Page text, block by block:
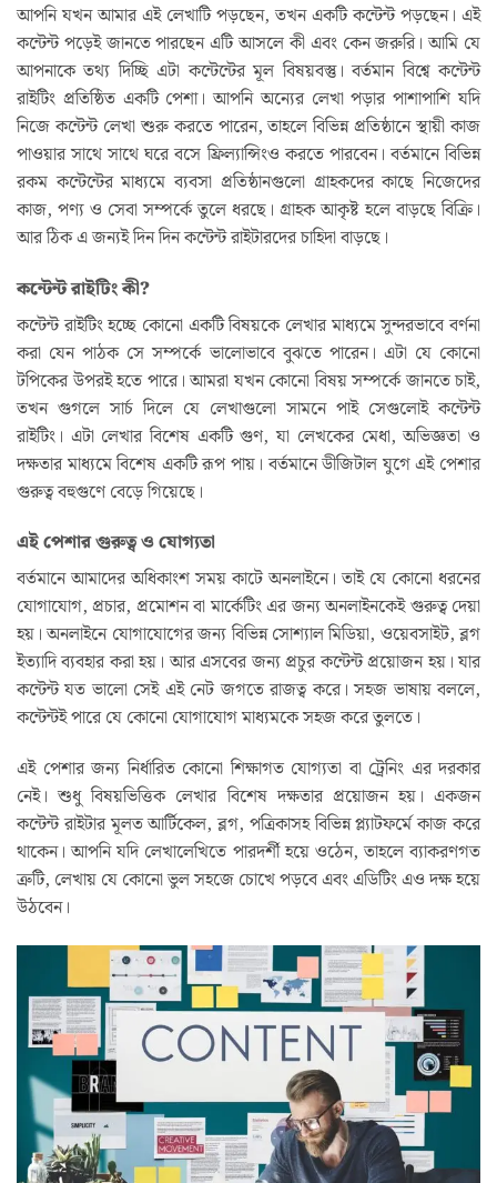
আপনি যখন আমার এই লেখাটি পড়ছেন, তখন একটি কন্টেন্ট পড়ছেন। এই
কন্টেন্ট পড়েই জানতে পারছেন এটি আসলে কী এবং কেন জরুরি। আমি যে
আপনাকে তথ্য দিচ্ছি এটা কন্টেন্টের মূল বিষয়বস্তু। বর্তমান বিশ্বে কন্টেন্ট
রাইটিং প্রতিষ্ঠিত একটি পেশা। আপনি অন্যের লেখা পড়ার পাশাপাশি যদি
নিজে কন্টেন্ট লেখা শুরু করতে পারেন, তাহলে বিভিন্ন প্রতিষ্ঠানে স্থায়ী কাজ
পাওয়ার সাথে সাথে ঘরে বসে ফ্রিল্যান্সিংও করতে পারবেন। বর্তমানে বিভিন্ন
রকম কন্টেন্টের মাধ্যমে ব্যবসা প্রতিষ্ঠানগুলো গ্রাহকদের কাছে নিজেদের
কাজ, পণ্য ও সেবা সম্পর্কে তুলে ধরছে। গ্রাহক আকৃষ্ট হলে বাড়ছে বিক্রি।
আর ঠিক এ জন্যই দিন দিন কন্টেন্ট রাইটারদের চাহিদা বাড়ছে।
কন্টেন্ট রাইটিং কী?
কন্টেন্ট রাইটিং হচ্ছে কোনো একটি বিষয়কে লেখার মাধ্যমে সুন্দরভাবে বর্ণনা
করা যেন পাঠক সে সম্পর্কে ভালোভাবে বুঝতে পারেন। এটা যে কোনো
টপিকের উপরই হতে পারে। আমরা যখন কোনো বিষয় সম্পর্কে জানতে চাই,
তখন গুগলে সার্চ দিলে যে লেখাগুলো সামনে পাই সেগুলোই কন্টেন্ট
রাইটিং। এটা লেখার বিশেষ একটি গুণ, যা লেখকের মেধা, অভিজ্ঞতা ও
দক্ষতার মাধ্যমে বিশেষ একটি রূপ পায়। বর্তমানে ডীজিটাল যুগে এই পেশার
গুরুত্ব বহুগুণে বেড়ে গিয়েছে।
এই পেশার গুরুত্ব ও যোগ্যতা
বর্তমানে আমাদের অধিকাংশ সময় কাটে অনলাইনে। তাই যে কোনো ধরনের
যোগাযোগ, প্রচার, প্রমোশন বা মার্কেটিং এর জন্য অনলাইনকেই গুরুত্ব দেয়া
হয়। অনলাইনে যোগাযোগের জন্য বিভিন্ন সোশ্যাল মিডিয়া, ওয়েবসাইট, ব্লগ
ইত্যাদি ব্যবহার করা হয়। আর এসবের জন্য প্রচুর কন্টেন্ট প্রয়োজন হয়। যার
কন্টেন্ট যত ভালো সেই এই নেট জগতে রাজত্ব করে। সহজ ভাষায় বললে,
কন্টেন্টই পারে যে কোনো যোগাযোগ মাধ্যমকে সহজ করে তুলতে।
এই পেশার জন্য নির্ধারিত কোনো শিক্ষাগত যোগ্যতা বা ট্রেনিং এর দরকার
নেই। শুধু বিষয়ভিত্তিক লেখার বিশেষ দক্ষতার প্রয়োজন হয়। একজন
কন্টেন্ট রাইটার মূলত আর্টিকেল, ব্লগ, পত্রিকাসহ বিভিন্ন প্ল্যাটফর্মে কাজ করে
থাকেন। আপনি যদি লেখালেখিতে পারদর্শী হয়ে ওঠেন, তাহলে ব্যাকরণগত
ত্রুটি, লেখায় যে কোনো ভুল সহজে চোখে পড়বে এবং এডিটিং এও দক্ষ হয়ে
উঠবেন।